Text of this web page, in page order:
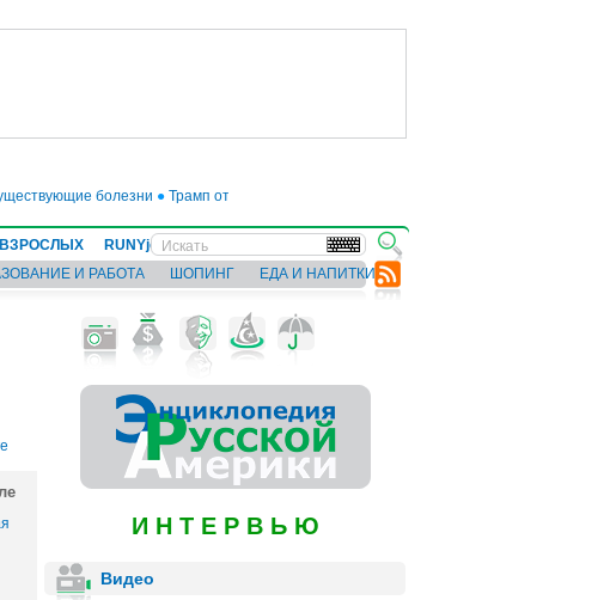
болезни● Трамп отложил введение 50-процентных пошлин на товары из ЕС
RUNYjews
ВЕСТИ ИЗ УКРАИНЫ
И РАБОТА ШОПИНГ ЕДА И НАПИТКИ
И Н Т Е Р В Ь Ю
Видео